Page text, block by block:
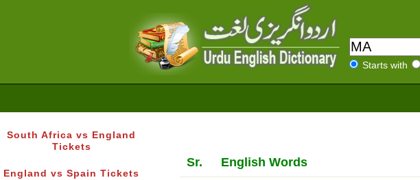
Starts with
South Africa vs England
Tickets
England vs Spain Tickets
Sr. English Words